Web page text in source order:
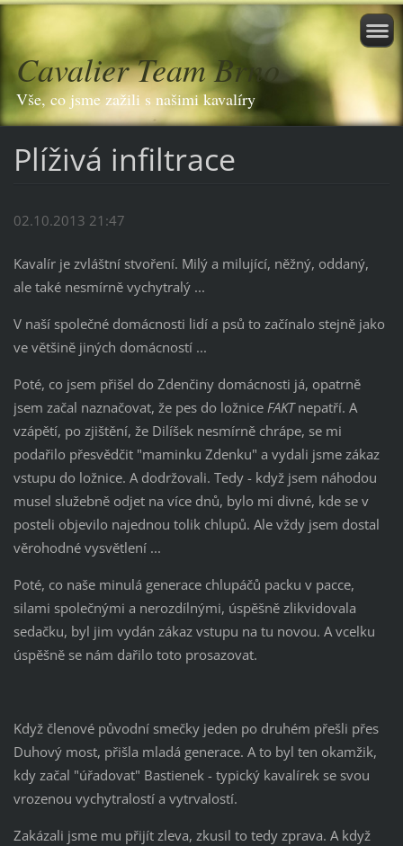
Cavalier Team Brno
Vše, co jsme zažili s našimi kavalíry
Plíživá infiltrace
02.10.2013 21:47
Kavalír je zvláštní stvoření. Milý a milující, něžný, oddaný,
ale také nesmírně vychytralý ...
V naší společné domácnosti lidí a psů to začínalo stejně jako
ve většině jiných domácností ...
Poté, co jsem přišel do Zdenčiny domácnosti já, opatrně
jsem začal naznačovat, že pes do ložnice FAKTnepatří. A
vzápětí, po zjištění, že Dilíšek nesmírně chrápe, se mi
podařilo přesvědčit "maminku Zdenku" a vydali jsme zákaz
vstupu do ložnice. A dodržovali. Tedy - když jsem náhodou
musel služebně odjet na více dnů, bylo mi divné, kde se v
posteli objevilo najednou tolik chlupů. Ale vždy jsem dostal
věrohodné vysvětlení ...
Poté, co naše minulá generace chlupáčů packu v pacce,
silami společnými a nerozdílnými, úspěšně zlikvidovala
sedačku, byl jim vydán zákaz vstupu na tu novou. A vcelku
úspěšně se nám dařilo toto prosazovat.
Když členové původní smečky jeden po druhém přešli přes
Duhový most, přišla mladá generace. A to byl ten okamžik,
kdy začal "úřadovat" Bastienek - typický kavalírek se svou
vrozenou vychytralostí a vytrvalostí.
Zakázali jsme mu přijít zleva, zkusil to tedy zprava. A když